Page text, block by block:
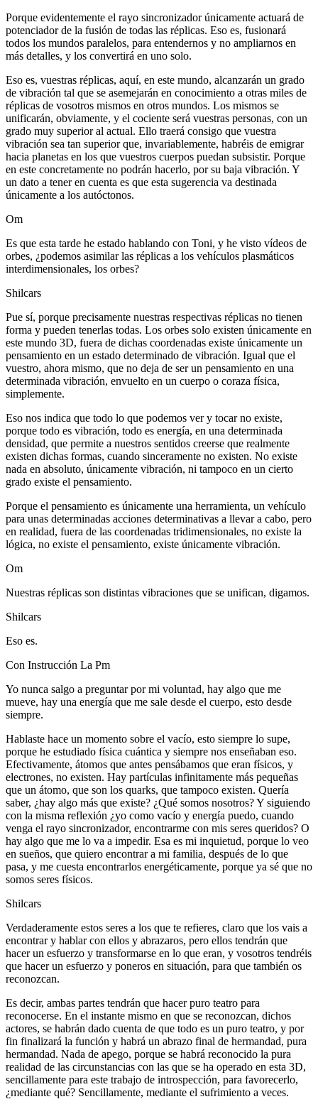
Porque evidentemente el rayo sincronizador únicamente actuará de
potenciador de la fusión de todas las réplicas. Eso es, fusionará
todos los mundos paralelos, para entendernos y no ampliarnos en
más detalles, y los convertirá en uno solo.
Eso es, vuestras réplicas, aquí, en este mundo, alcanzarán un grado
de vibración tal que se asemejarán en conocimiento a otras miles de
réplicas de vosotros mismos en otros mundos. Los mismos se
unificarán, obviamente, y el cociente será vuestras personas, con un
grado muy superior al actual. Ello traerá consigo que vuestra
vibración sea tan superior que, invariablemente, habréis de emigrar
hacia planetas en los que vuestros cuerpos puedan subsistir. Porque
en este concretamente no podrán hacerlo, por su baja vibración. Y
un dato a tener en cuenta es que esta sugerencia va destinada
únicamente a los autóctonos.
Om
Es que esta tarde he estado hablando con Toni, y he visto vídeos de
orbes, ¿podemos asimilar las réplicas a los vehículos plasmáticos
interdimensionales, los orbes?
Shilcars
Pue sí, porque precisamente nuestras respectivas réplicas no tienen
forma y pueden tenerlas todas. Los orbes solo existen únicamente en
este mundo 3D, fuera de dichas coordenadas existe únicamente un
pensamiento en un estado determinado de vibración. Igual que el
vuestro, ahora mismo, que no deja de ser un pensamiento en una
determinada vibración, envuelto en un cuerpo o coraza física,
simplemente.
Eso nos indica que todo lo que podemos ver y tocar no existe,
porque todo es vibración, todo es energía, en una determinada
densidad, que permite a nuestros sentidos creerse que realmente
existen dichas formas, cuando sinceramente no existen. No existe
nada en absoluto, únicamente vibración, ni tampoco en un cierto
grado existe el pensamiento.
Porque el pensamiento es únicamente una herramienta, un vehículo
para unas determinadas acciones determinativas a llevar a cabo, pero
en realidad, fuera de las coordenadas tridimensionales, no existe la
lógica, no existe el pensamiento, existe únicamente vibración.
Om
Nuestras réplicas son distintas vibraciones que se unifican, digamos.
Shilcars
Eso es.
Con Instrucción La Pm
Yo nunca salgo a preguntar por mi voluntad, hay algo que me
mueve, hay una energía que me sale desde el cuerpo, esto desde
siempre.
Hablaste hace un momento sobre el vacío, esto siempre lo supe,
porque he estudiado física cuántica y siempre nos enseñaban eso.
Efectivamente, átomos que antes pensábamos que eran físicos, y
electrones, no existen. Hay partículas infinitamente más pequeñas
que un átomo, que son los quarks, que tampoco existen. Quería
saber, ¿hay algo más que existe? ¿Qué somos nosotros? Y siguiendo
con la misma reflexión ¿yo como vacío y energía puedo, cuando
venga el rayo sincronizador, encontrarme con mis seres queridos? O
hay algo que me lo va a impedir. Esa es mi inquietud, porque lo veo
en sueños, que quiero encontrar a mi familia, después de lo que
pasa, y me cuesta encontrarlos energéticamente, porque ya sé que no
somos seres físicos.
Shilcars
Verdaderamente estos seres a los que te refieres, claro que los vais a
encontrar y hablar con ellos y abrazaros, pero ellos tendrán que
hacer un esfuerzo y transformarse en lo que eran, y vosotros tendréis
que hacer un esfuerzo y poneros en situación, para que también os
reconozcan.
Es decir, ambas partes tendrán que hacer puro teatro para
reconocerse. En el instante mismo en que se reconozcan, dichos
actores, se habrán dado cuenta de que todo es un puro teatro, y por
fin finalizará la función y habrá un abrazo final de hermandad, pura
hermandad. Nada de apego, porque se habrá reconocido la pura
realidad de las circunstancias con las que se ha operado en esta 3D,
sencillamente para este trabajo de introspección, para favorecerlo,
¿mediante qué? Sencillamente, mediante el sufrimiento a veces.